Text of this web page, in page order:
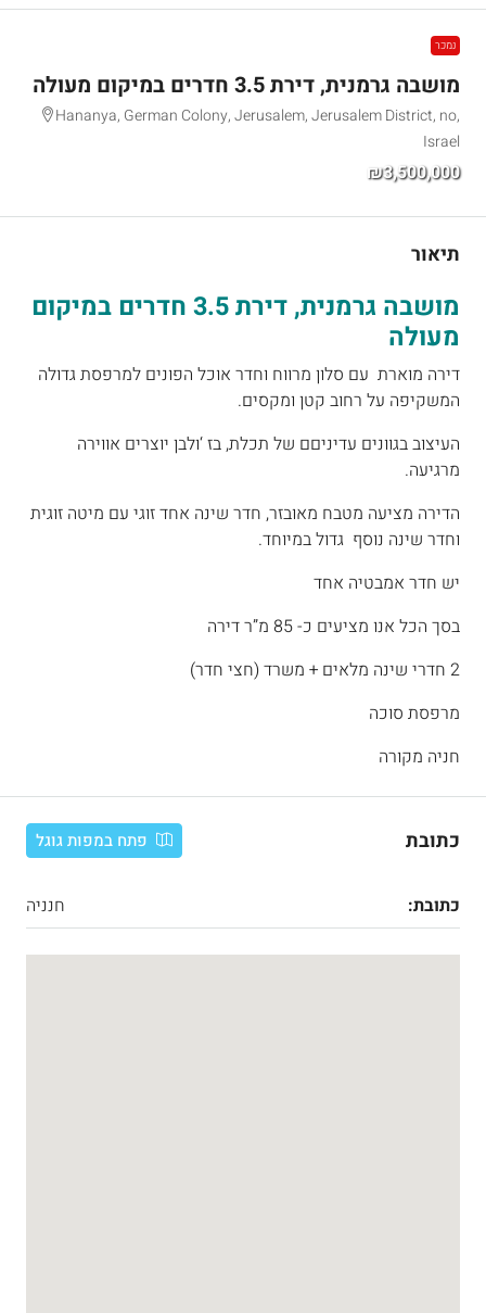
נמכר
מושבה גרמנית, דירת 3.5 חדרים במיקום מעולה
Hananya, German Colony, Jerusalem, Jerusalem District, no,
Israel
₪3,500,000
תיאור
מושבה גרמנית, דירת 3.5 חדרים במיקום
מעולה
דירה מוארת עם סלון מרווח וחדר אוכל הפונים למרפסת גדולה
המשקיפה על רחוב קטן ומקסים.
העיצוב בגוונים עדיניםם של תכלת, בז ‘ולבן יוצרים אווירה
מרגיעה.
הדירה מציעה מטבח מאובזר, חדר שינה אחד זוגי עם מיטה זוגית
וחדר שינה נוסף גדול במיוחד.
יש חדר אמבטיה אחד
בסך הכל אנו מציעים כ- 85 מ”ר דירה
2 חדרי שינה מלאים + משרד (חצי חדר)
מרפסת סוכה
חניה מקורה
כתובת פתח במפות גוגל
כתובת: חנניה